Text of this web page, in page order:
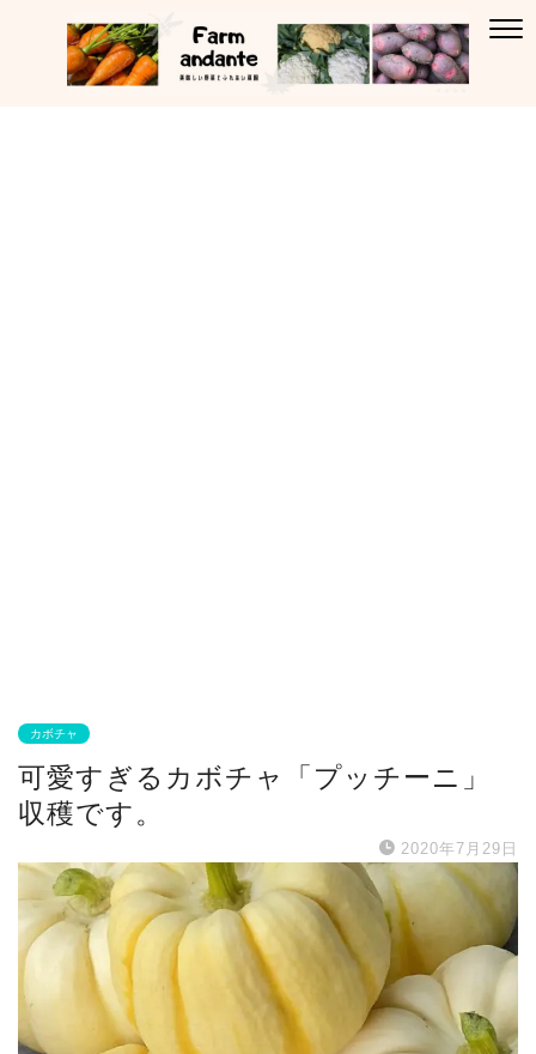
カボチャ
可愛すぎるカボチャ「プッチーニ」
収穫です。
2020年7月29日